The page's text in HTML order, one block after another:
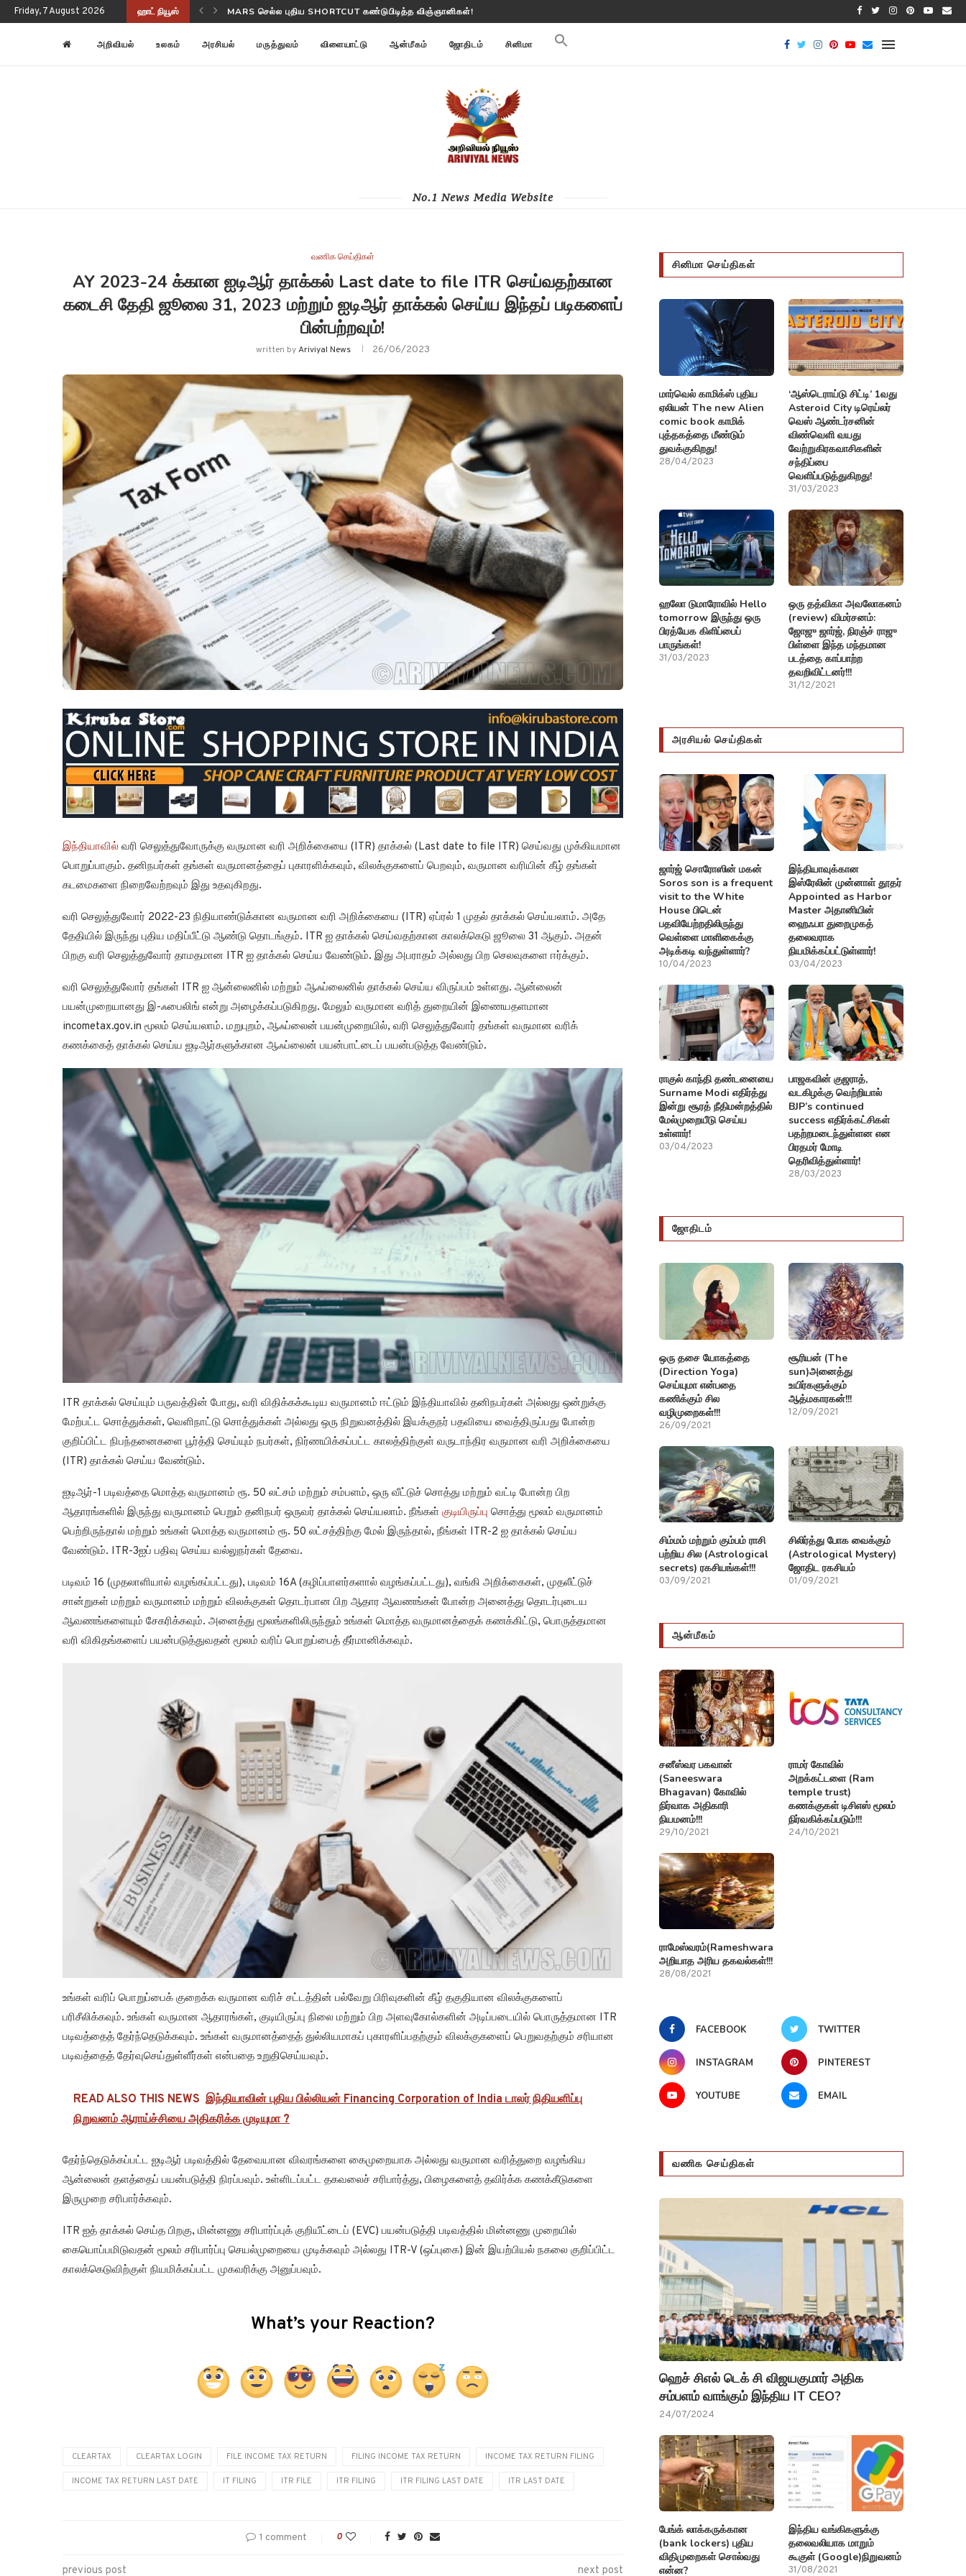
Friday, 7 August 2026 ஹாட் நியூஸ் NASA-ISRO NISAR பூமி மாற்றங்களை கண்காணிக்கிறது
அறிவியல் உலகம் அரசியல் மருத்துவம் விளையாட்டு ஆன்மீகம் ஜோதிடம் சினிமா
No.1 News Media Website
வணிக செய்திகள்
AY 2023-24 க்கான ஐடிஆர் தாக்கல் Last date to file ITR செய்வதற்கான
கடைசி தேதி ஜூலை 31, 2023 மற்றும் ஐடிஆர் தாக்கல் செய்ய இந்தப் படிகளைப்
பின்பற்றவும்!
written byAriviyal News 26/06/2023
இந்தியாவில் வரி செலுத்துவோருக்கு வருமான வரி அறிக்கையை (ITR) தாக்கல் (Last date to file ITR) செய்வது முக்கியமான
பொறுப்பாகும். தனிநபர்கள் தங்கள் வருமானத்தைப் புகாரளிக்கவும், விலக்குகளைப் பெறவும், வருமான வரியின் கீழ் தங்கள்
கடமைகளை நிறைவேற்றவும் இது உதவுகிறது.
வரி செலுத்துவோர் 2022-23 நிதியாண்டுக்கான வருமான வரி அறிக்கையை (ITR) ஏப்ரல் 1 முதல் தாக்கல் செய்யலாம். அதே
தேதியில் இருந்து புதிய மதிப்பீட்டு ஆண்டு தொடங்கும். ITR ஐ தாக்கல் செய்வதற்கான காலக்கெடு ஜூலை 31 ஆகும். அதன்
பிறகு வரி செலுத்துவோர் தாமதமான ITR ஐ தாக்கல் செய்ய வேண்டும். இது அபராதம் அல்லது பிற செலவுகளை ஈர்க்கும்.
வரி செலுத்துவோர் தங்கள் ITR ஐ ஆன்லைனில் மற்றும் ஆஃப்லைனில் தாக்கல் செய்ய விருப்பம் உள்ளது. ஆன்லைன்
பயன்முறையானது இ-ஃபைலிங் என்று அழைக்கப்படுகிறது. மேலும் வருமான வரித் துறையின் இணையதளமான
incometax.gov.in மூலம் செய்யலாம். மறுபுறம், ஆஃப்லைன் பயன்முறையில், வரி செலுத்துவோர் தங்கள் வருமான வரிக்
கணக்கைத் தாக்கல் செய்ய ஐடிஆர்களுக்கான ஆஃப்லைன் பயன்பாட்டைப் பயன்படுத்த வேண்டும்.
ITR தாக்கல் செய்யும் பருவத்தின் போது, வரி விதிக்கக்கூடிய வருமானம் ஈட்டும் இந்தியாவில் தனிநபர்கள் அல்லது ஒன்றுக்கு
மேற்பட்ட சொத்துக்கள், வெளிநாட்டு சொத்துக்கள் அல்லது ஒரு நிறுவனத்தில் இயக்குநர் பதவியை வைத்திருப்பது போன்ற
குறிப்பிட்ட நிபந்தனைகளை பூர்த்தி செய்யும் நபர்கள், நிர்ணயிக்கப்பட்ட காலத்திற்குள் வருடாந்திர வருமான வரி அறிக்கையை
(ITR) தாக்கல் செய்ய வேண்டும்.
ஐடிஆர்-1 படிவத்தை மொத்த வருமானம் ரூ. 50 லட்சம் மற்றும் சம்பளம், ஒரு வீட்டுச் சொத்து மற்றும் வட்டி போன்ற பிற
ஆதாரங்களில் இருந்து வருமானம் பெறும் தனிநபர் ஒருவர் தாக்கல் செய்யலாம். நீங்கள் குடியிருப்பு சொத்து மூலம் வருமானம்
பெற்றிருந்தால் மற்றும் உங்கள் மொத்த வருமானம் ரூ. 50 லட்சத்திற்கு மேல் இருந்தால், நீங்கள் ITR-2 ஐ தாக்கல் செய்ய
வேண்டும். ITR-3ஐப் பதிவு செய்ய வல்லுநர்கள் தேவை.
படிவம் 16 (முதலாளியால் வழங்கப்பட்டது), படிவம் 16A (கழிப்பாளர்களால் வழங்கப்பட்டது), வங்கி அறிக்கைகள், முதலீட்டுச்
சான்றுகள் மற்றும் வருமானம் மற்றும் விலக்குகள் தொடர்பான பிற ஆதார ஆவணங்கள் போன்ற அனைத்து தொடர்புடைய
ஆவணங்களையும் சேகரிக்கவும். அனைத்து மூலங்களிலிருந்தும் உங்கள் மொத்த வருமானத்தைக் கணக்கிட்டு, பொருத்தமான
வரி விகிதங்களைப் பயன்படுத்துவதன் மூலம் வரிப் பொறுப்பைத் தீர்மானிக்கவும்.
உங்கள் வரிப் பொறுப்பைக் குறைக்க வருமான வரிச் சட்டத்தின் பல்வேறு பிரிவுகளின் கீழ் தகுதியான விலக்குகளைப்
பரிசீலிக்கவும். உங்கள் வருமான ஆதாரங்கள், குடியிருப்பு நிலை மற்றும் பிற அளவுகோல்களின் அடிப்படையில் பொருத்தமான ITR
படிவத்தைத் தேர்ந்தெடுக்கவும். உங்கள் வருமானத்தைத் துல்லியமாகப் புகாரளிப்பதற்கும் விலக்குகளைப் பெறுவதற்கும் சரியான
படிவத்தைத் தேர்வுசெய்துள்ளீர்கள் என்பதை உறுதிசெய்யவும்.
READ ALSO THIS NEWS இந்தியாவின் புதிய பில்லியன் Financing Corporation of India டாலர் நிதியளிப்பு
நிறுவனம் ஆராய்ச்சியை அதிகரிக்க முடியுமா ?
தேர்ந்தெடுக்கப்பட்ட ஐடிஆர் படிவத்தில் தேவையான விவரங்களை கைமுறையாக அல்லது வருமான வரித்துறை வழங்கிய
ஆன்லைன் தளத்தைப் பயன்படுத்தி நிரப்பவும். உள்ளிடப்பட்ட தகவலைச் சரிபார்த்து, பிழைகளைத் தவிர்க்க கணக்கீடுகளை
இருமுறை சரிபார்க்கவும்.
ITR ஐத் தாக்கல் செய்த பிறகு, மின்னணு சரிபார்ப்புக் குறியீட்டைப் (EVC) பயன்படுத்தி படிவத்தில் மின்னணு முறையில்
கையொப்பமிடுவதன் மூலம் சரிபார்ப்பு செயல்முறையை முடிக்கவும் அல்லது ITR-V (ஒப்புகை) இன் இயற்பியல் நகலை குறிப்பிட்ட
காலக்கெடுவிற்குள் நியமிக்கப்பட்ட முகவரிக்கு அனுப்பவும்.
What’s your Reaction?
CLEARTAX CLEARTAX LOGIN FILE INCOME TAX RETURN FILING INCOME TAX RETURN INCOME TAX RETURN FILING
INCOME TAX RETURN LAST DATE IT FILING ITR FILE ITR FILING ITR FILING LAST DATE ITR LAST DATE
1 comment 0
previous post next post
சினிமா செய்திகள்
மார்வெல் காமிக்ஸ் புதிய
ஏலியன் The new Alien
comic book காமிக்
புத்தகத்தை மீண்டும்
துவக்குகிறது!
28/04/2023
‘ஆஸ்டெராய்டு சிட்டி’ 1வது
Asteroid City டிரெய்லர்
வெஸ் ஆண்டர்சனின்
விண்வெளி வயது
வேற்றுகிரகவாசிகளின்
சந்திப்பை
வெளிப்படுத்துகிறது!
31/03/2023
ஹலோ டுமாரோவில் Hello
tomorrow இருந்து ஒரு
பிரத்யேக கிளிப்பைப்
பாருங்கள்!
31/03/2023
ஒரு தத்விகா அவலோகனம்
(review) விமர்சனம்:
ஜோஜு ஜார்ஜ், நிரஞ்ச் ராஜு
பிள்ளை இந்த மந்தமான
படத்தை காப்பாற்ற
தவறிவிட்டனர்!!!
31/12/2021
அரசியல் செய்திகள்
ஜார்ஜ் சொரோஸின் மகன்
Soros son is a frequent
visit to the White
House பிடென்
பதவியேற்றதிலிருந்து
வெள்ளை மாளிகைக்கு
அடிக்கடி வந்துள்ளார்?
10/04/2023
இந்தியாவுக்கான
இஸ்ரேலின் முன்னாள் தூதர்
Appointed as Harbor
Master அதானியின்
ஹைஃபா துறைமுகத்
தலைவராக
நியமிக்கப்பட்டுள்ளார்!
03/04/2023
ராகுல் காந்தி தண்டனையை
Surname Modi எதிர்த்து
இன்று சூரத் நீதிமன்றத்தில்
மேல்முறையீடு செய்ய
உள்ளார்!
03/04/2023
பாஜகவின் குஜராத்,
வடகிழக்கு வெற்றியால்
BJP’s continued
success எதிர்க்கட்சிகள்
பதற்றமடைந்துள்ளன என
பிரதமர் மோடி
தெரிவித்துள்ளார்!
28/03/2023
ஜோதிடம்
ஒரு தசை யோகத்தை
(Direction Yoga)
செய்யுமா என்பதை
கணிக்கும் சில
வழிமுறைகள்!!!
26/09/2021
சூரியன் (The
sun)அனைத்து
உயிர்களுக்கும்
ஆத்மகாரகன்!!!
12/09/2021
சிம்மம் மற்றும் கும்பம் ராசி
பற்றிய சில (Astrological
secrets) ரகசியங்கள்!!!
03/09/2021
சிலிர்த்து போக வைக்கும்
(Astrological Mystery)
ஜோதிட ரகசியம்
01/09/2021
ஆன்மீகம்
சனீஸ்வர பகவான்
(Saneeswara
Bhagavan) கோவில்
நிர்வாக அதிகாரி
நியமனம்!!!
29/10/2021
ராமர் கோவில்
அறக்கட்டளை (Ram
temple trust)
கணக்குகள் டிசிஎஸ் மூலம்
நிர்வகிக்கப்படும்!!!
24/10/2021
ராமேஸ்வரம்(Rameshwaram)பற்றி
அறியாத அரிய தகவல்கள்!!!
28/08/2021
FACEBOOK TWITTER
INSTAGRAM PINTEREST
YOUTUBE EMAIL
வணிக செய்திகள்
ஹெச் சிஎல் டெக் சி விஜயகுமார் அதிக
சம்பளம் வாங்கும் இந்திய IT CEO?
24/07/2024
பேங்க் லாக்கருக்கான
(bank lockers) புதிய
விதிமுறைகள் சொல்வது
என்ன?
இந்திய வங்கிகளுக்கு
தலைவலியாக மாறும்
கூகுள் (Google)நிறுவனம்
31/08/2021